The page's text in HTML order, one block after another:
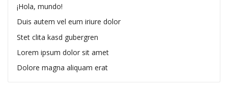
¡Hola, mundo!
Duis autem vel eum iriure dolor
Stet clita kasd gubergren
Lorem ipsum dolor sit amet
Dolore magna aliquam erat